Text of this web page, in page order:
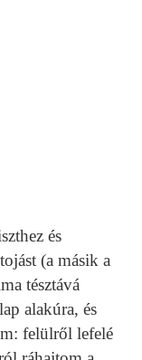
és
(a másik a
tésztává
alakúra, és
felülről lefelé